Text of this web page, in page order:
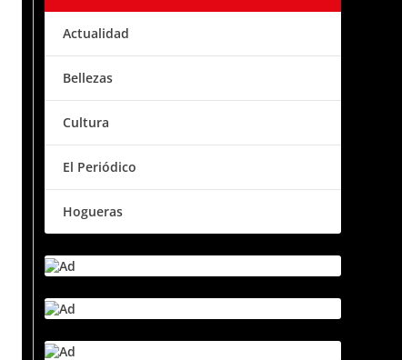
Actualidad
Bellezas
Cultura
El Periódico
Hogueras